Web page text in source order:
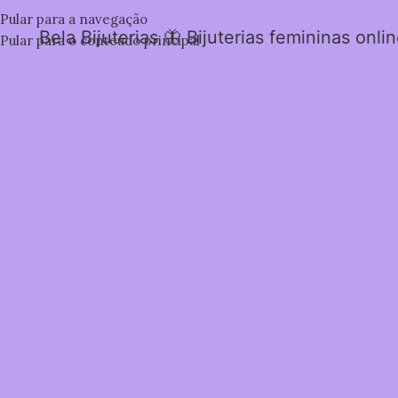
Pular para a navegação
Pular para o conteúdo principal
Bela Bijuterias 🦋 Bijuterias femininas